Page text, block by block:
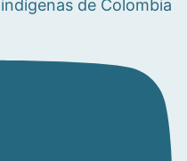
indígenas de Colombia